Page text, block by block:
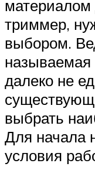
материалом
триммер,
выбором.
называемая
далеко не
выбрать
Для начала
условия